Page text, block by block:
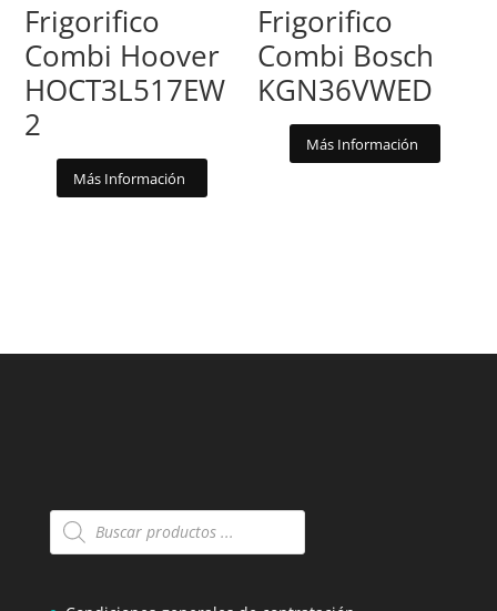
Frigorifico
Combi Hoover
HOCT3L517EW
2
Más Información
Frigorifico
Combi Bosch
KGN36VWED
Más Información
Búsqueda
de